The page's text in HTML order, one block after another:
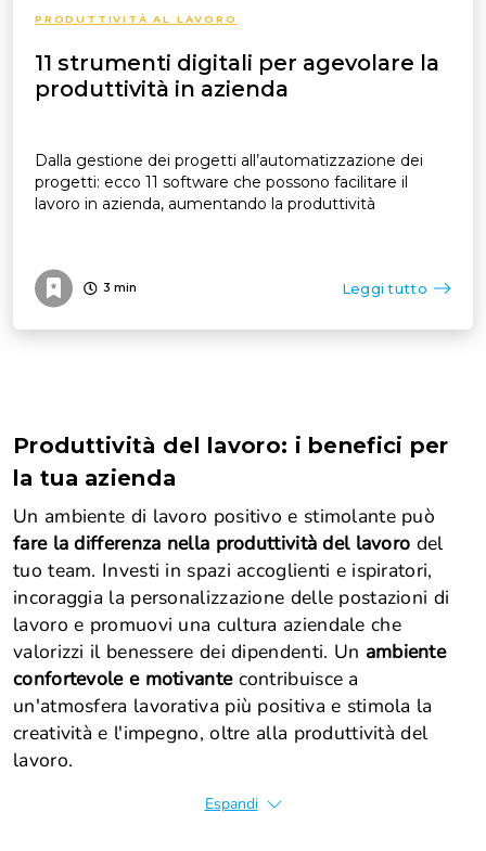
PRODUTTIVITÀ AL LAVORO
11 strumenti digitali per agevolare la
produttività in azienda
Dalla gestione dei progetti all’automatizzazione dei
progetti: ecco 11 software che possono facilitare il
lavoro in azienda, aumentando la produttività
3 min Leggi tutto
Produttività del lavoro: i benefici per
la tua azienda
Un ambiente di lavoro positivo e stimolante può
fare la differenza nella produttività del lavoro del
tuo team. Investi in spazi accoglienti e ispiratori,
incoraggia la personalizzazione delle postazioni di
lavoro e promuovi una cultura aziendale che
valorizzi il benessere dei dipendenti. Un ambiente
confortevole e motivantecontribuisce a
un'atmosfera lavorativa più positiva e stimola la
creatività e l'impegno, oltre alla produttività del
lavoro.
Espandi